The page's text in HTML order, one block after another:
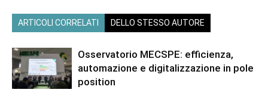
ARTICOLI CORRELATI DELLO STESSO AUTORE
Osservatorio MECSPE: efficienza,
automazione e digitalizzazione in pole
position